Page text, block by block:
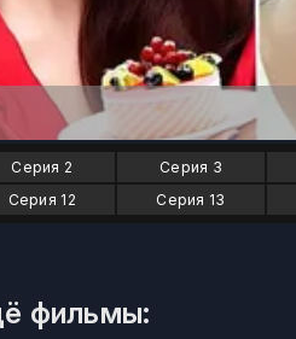
Серия 2 Серия 3
Серия 12 Серия 13
фильмы: